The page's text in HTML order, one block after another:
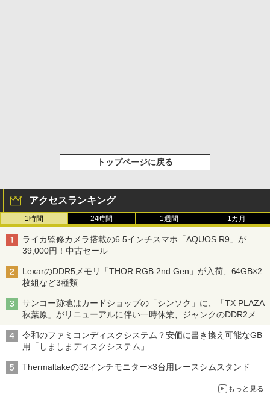
トップページに戻る
アクセスランキング
1時間 24時間 1週間 1カ月
ライカ監修カメラ搭載の6.5インチスマホ「AQUOS R9」が
39,000円！中古セール
LexarのDDR5メモリ「THOR RGB 2nd Gen」が入荷、64GB×2
枚組など3種類
サンコー跡地はカードショップの「シンソク」に、「TX PLAZA
秋葉原」がリニューアルに伴い一時休業、ジャンクのDDR2メモ
リが100円で販売など～ 最近の秋葉原 ～
令和のファミコンディスクシステム？安価に書き換え可能なGB
用「しましまディスクシステム」
Thermaltakeの32インチモニター×3台用レースシムスタンド
もっと見る